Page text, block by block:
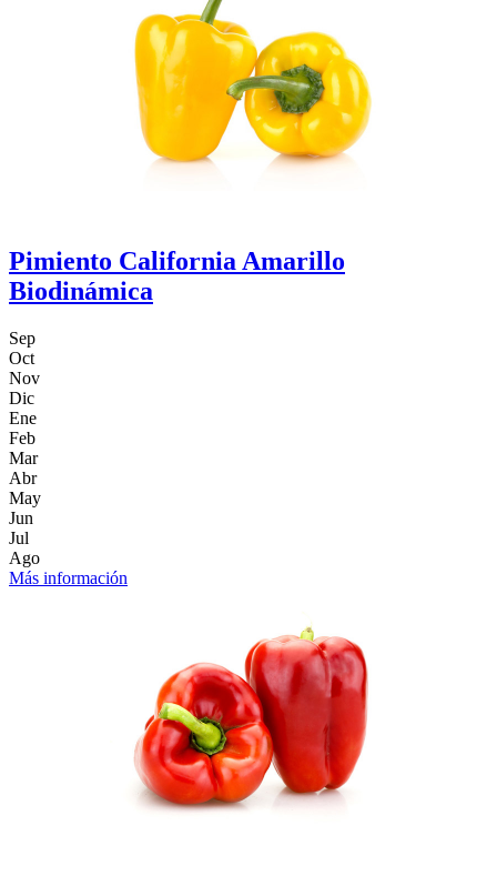
Pimiento California Amarillo
Biodinámica
Sep
Oct
Nov
Dic
Ene
Feb
Mar
Abr
May
Jun
Jul
Ago
Más información